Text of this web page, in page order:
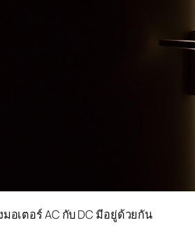
อเตอร์ AC กับ DC มีอยู่ด้วยกัน